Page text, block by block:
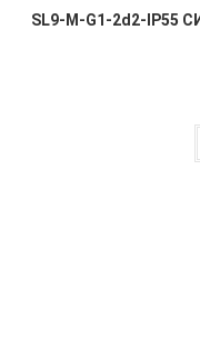
SL9-M-G1-2d2-IP55